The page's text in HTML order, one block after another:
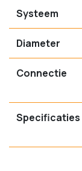
Systeem
Diameter
Connectie
Specificaties